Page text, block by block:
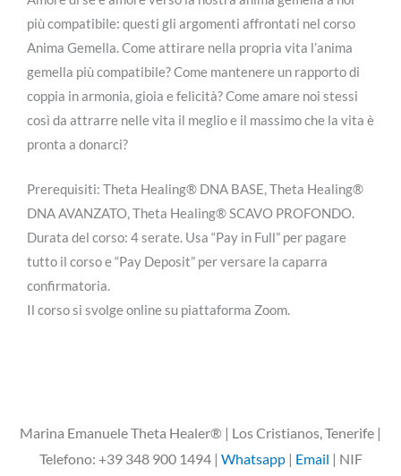
più compatibile: questi gli argomenti affrontati nel corso
Anima Gemella. Come attirare nella propria vita l’anima
gemella più compatibile? Come mantenere un rapporto di
coppia in armonia, gioia e felicità? Come amare noi stessi
così da attrarre nelle vita il meglio e il massimo che la vita è
pronta a donarci?
Prerequisiti: Theta Healing® DNA BASE, Theta Healing®
DNA AVANZATO, Theta Healing® SCAVO PROFONDO.
Durata del corso: 4 serate. Usa “Pay in Full” per pagare
tutto il corso e “Pay Deposit” per versare la caparra
confirmatoria.
Il corso si svolge online su piattaforma Zoom.
Marina Emanuele Theta Healer® | Los Cristianos, Tenerife |
Telefono: +39 348 900 1494 | Whatsapp| Email | NIF